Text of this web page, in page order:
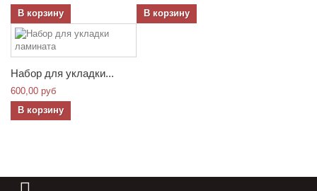
В корзину
В корзину
Набор для укладки...
600,00 руб
В корзину